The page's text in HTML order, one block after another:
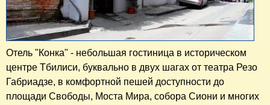
Отель "Конка" - небольшая гостиница в историческом
центре Тбилиси, буквально в двух шагах от театра Резо
Габриадзе, в комфортной пешей доступности до
площади Свободы, Моста Мира, собора Сиони и многих